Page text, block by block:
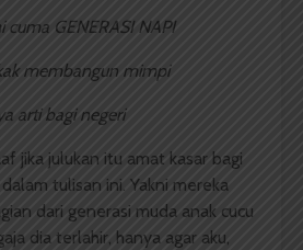
cuma GENERASI NAPI
membangun mimpi
arti bagi negeri
jika julukan itu amat kasar bagi
tulisan ini. Yakni mereka
dari generasi muda anak cucu
dia terlahir, hanya agar aku,